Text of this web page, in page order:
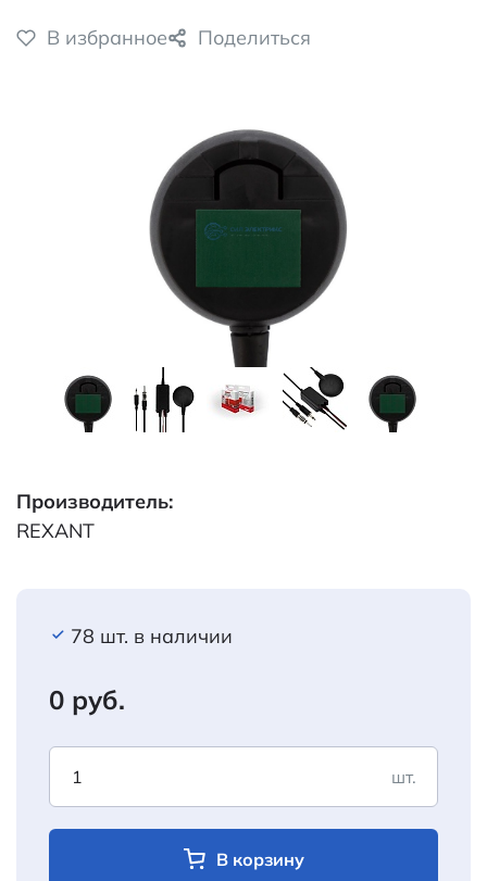
В избранное Поделиться
Производитель:
REXANT
78 шт. в наличии
0 руб.
шт.
В корзину